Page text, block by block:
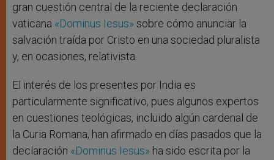
gran cuestión central de la reciente declaración
vaticana «Dominus Iesus» sobre cómo anunciar la
salvación traída por Cristo en una sociedad pluralista
y, en ocasiones, relativista.
El interés de los presentes por India es
particularmente significativo, pues algunos expertos
en cuestiones teológicas, incluido algún cardenal de
la Curia Romana, han afirmado en días pasados que la
declaración «Dominus Iesus» ha sido escrita por la